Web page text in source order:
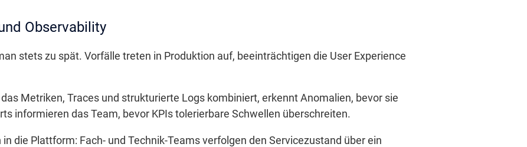
Observability
stets zu spät. Vorfälle treten in Produktion auf, beeinträchtigen die User Experience
Metriken, Traces und strukturierte Logs kombiniert, erkennt Anomalien, bevor sie
informieren das Team, bevor KPIs tolerierbare Schwellen überschreiten.
die Plattform: Fach- und Technik-Teams verfolgen den Servicezustand über ein